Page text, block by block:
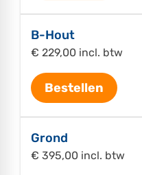
B-Hout
€ 229,00 incl. btw
Bestellen
Grond
€ 395,00 incl. btw